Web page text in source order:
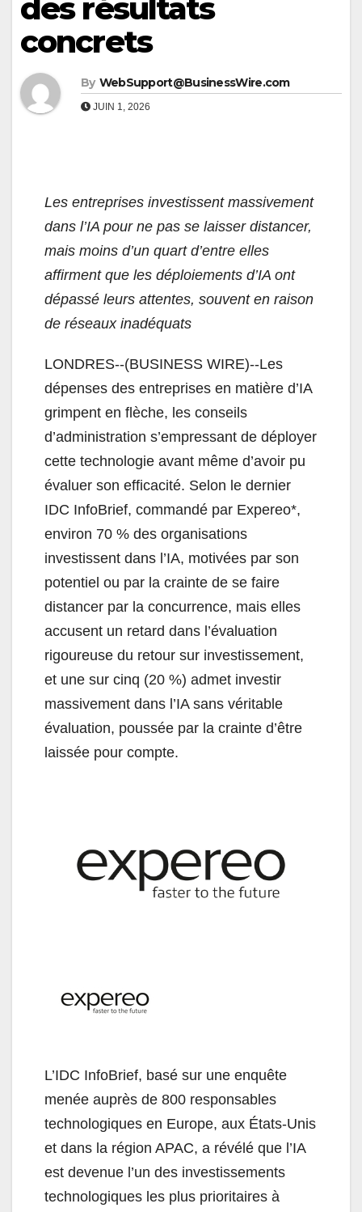
des résultats
concrets
By WebSupport@BusinessWire.com
JUIN 1, 2026
Les entreprises investissent massivement
dans l’IA pour ne pas se laisser distancer,
mais moins d’un quart d’entre elles
affirment que les déploiements d’IA ont
dépassé leurs attentes, souvent en raison
de réseaux inadéquats
LONDRES--(BUSINESS WIRE)--Les
dépenses des entreprises en matière d’IA
grimpent en flèche, les conseils
d’administration s’empressant de déployer
cette technologie avant même d’avoir pu
évaluer son efficacité. Selon le dernier
IDC InfoBrief, commandé par Expereo*,
environ 70 % des organisations
investissent dans l’IA, motivées par son
potentiel ou par la crainte de se faire
distancer par la concurrence, mais elles
accusent un retard dans l’évaluation
rigoureuse du retour sur investissement,
et une sur cinq (20 %) admet investir
massivement dans l’IA sans véritable
évaluation, poussée par la crainte d’être
laissée pour compte.
L’IDC InfoBrief, basé sur une enquête
menée auprès de 800 responsables
technologiques en Europe, aux États-Unis
et dans la région APAC, a révélé que l’IA
est devenue l’un des investissements
technologiques les plus prioritaires à